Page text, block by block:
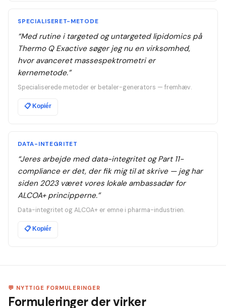
SPECIALISERET-METODE
“Med rutine i targeted og untargeted lipidomics på
Thermo Q Exactive søger jeg nu en virksomhed,
hvor avanceret massespektrometri er
kernemetode.”
Specialiserede metoder er betaler-generators — fremhæv.
📋Kopiér
DATA-INTEGRITET
“Jeres arbejde med data-integritet og Part 11-
compliance er det, der fik mig til at skrive — jeg har
siden 2023 været vores lokale ambassadør for
ALCOA+ principperne.”
Data-integritet og ALCOA+ er emne i pharma-industrien.
📋Kopiér
💬 NYTTIGE FORMULERINGER
Formuleringer der virker